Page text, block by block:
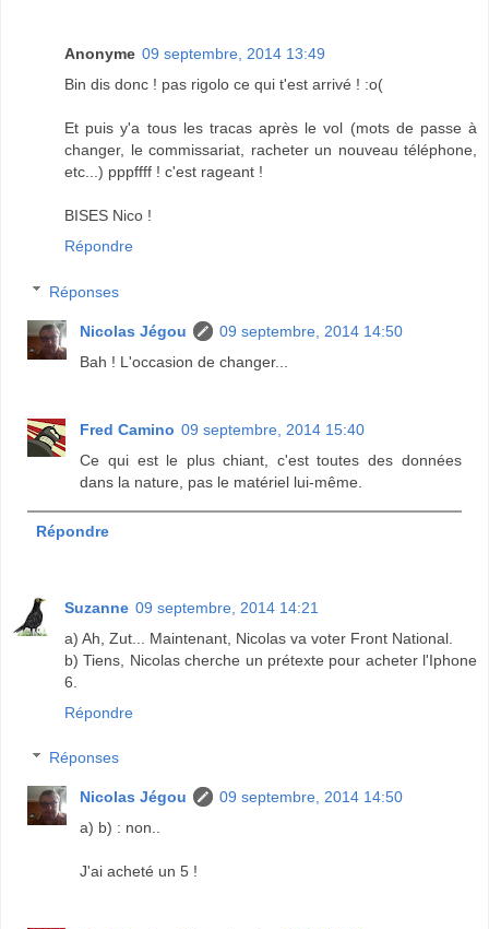
Anonyme 09 septembre, 2014 13:49
Bin dis donc ! pas rigolo ce qui t'est arrivé ! :o(
Et puis y'a tous les tracas après le vol (mots de passe à
changer, le commissariat, racheter un nouveau téléphone,
etc...) pppffff ! c'est rageant !
BISES Nico !
Répondre
Réponses
Nicolas Jégou
09 septembre, 2014 14:50
Bah ! L'occasion de changer...
Fred Camino 09 septembre, 2014 15:40
Ce qui est le plus chiant, c'est toutes des données
dans la nature, pas le matériel lui-même.
Répondre
Suzanne 09 septembre, 2014 14:21
a) Ah, Zut... Maintenant, Nicolas va voter Front National.
b) Tiens, Nicolas cherche un prétexte pour acheter l'Iphone
6.
Répondre
Réponses
Nicolas Jégou
09 septembre, 2014 14:50
a) b) : non..
J'ai acheté un 5 !